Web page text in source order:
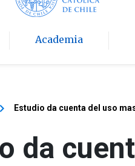
Academia
keyboard_arrow_right Estudio da cuenta del uso
da